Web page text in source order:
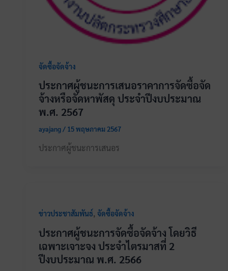
จัดซื้อจัดจ้าง
ประกาศผู้ชนะการเสนอราคาการจัดซื้อจัด
จ้างหรือจัดหาพัสดุ ประจำปีงบประมาณ
พ.ศ. 2567
ayajang/ 15 พฤษภาคม 2567
ประกาศผู้ชนะการเสนอร
ข่าวประชาสัมพันธ์, จัดซื้อจัดจ้าง
ประกาศผู้ชนะการจัดซื้อจัดจ้าง โดยวิธี
เฉพาะเจาะจง ประจำไตรมาสที่ 2
ปีงบประมาณ พ.ศ. 2566